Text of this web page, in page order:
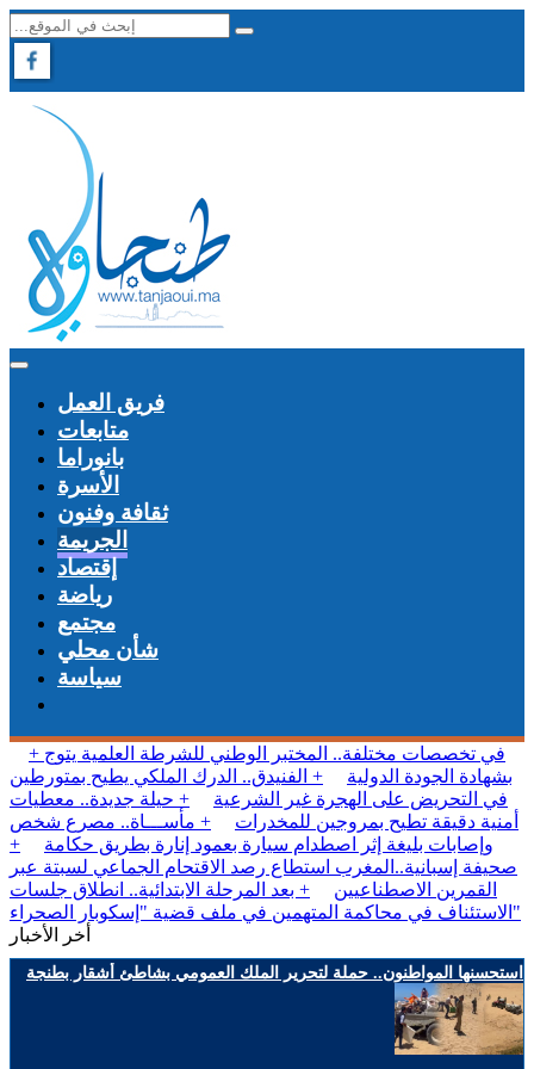
فريق العمل
متابعات
بانوراما
الأسرة
ثقافة وفنون
الجريمة
إقتصاد
رياضة
مجتمع
شأن محلي
سياسة
+ في تخصصات مختلفة.. المختبر الوطني للشرطة العلمية يتوج
بشهادة الجودة الدولية
+ الفنيدق.. الدرك الملكي يطيح بمتورطين
في التحريض على الهجرة غير الشرعية
+ حيلة جديدة.. معطيات
أمنية دقيقة تطيح بمروجين للمخدرات
+ مأســـاة.. مصرع شخص
وإصابات بليغة إثر اصطدام سيارة بعمود إنارة بطريق حكامة
+
صحيفة إسبانية..المغرب استطاع رصد الاقتحام الجماعي لسبتة عبر
القمرين الاصطناعيين
+ بعد المرحلة الابتدائية.. انطلاق جلسات
الاستئناف في محاكمة المتهمين في ملف قضية "إسكوبار الصحراء"
أخر الأخبار
استحسنها المواطنون.. حملة لتحرير الملك العمومي بشاطئ أشقار بطنجة